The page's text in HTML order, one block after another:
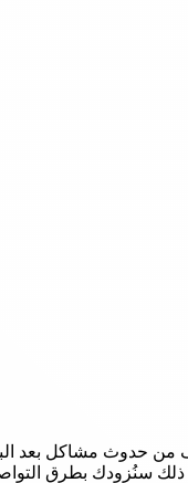
من حدوث مشاكل بعد
ذلك سنُزودك بطرق